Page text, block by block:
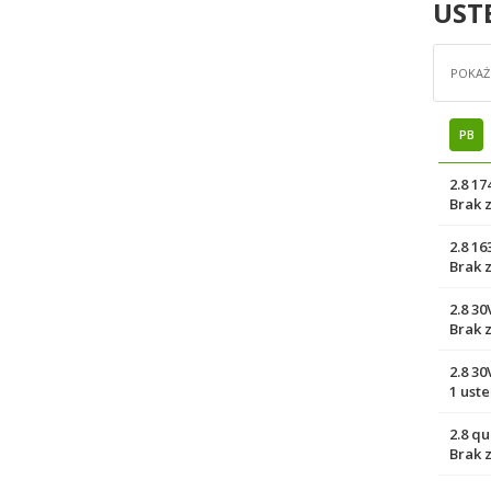
PB
2.8
Brak
2.8
Brak
2.8
Brak
2.8
1
2.8
Brak